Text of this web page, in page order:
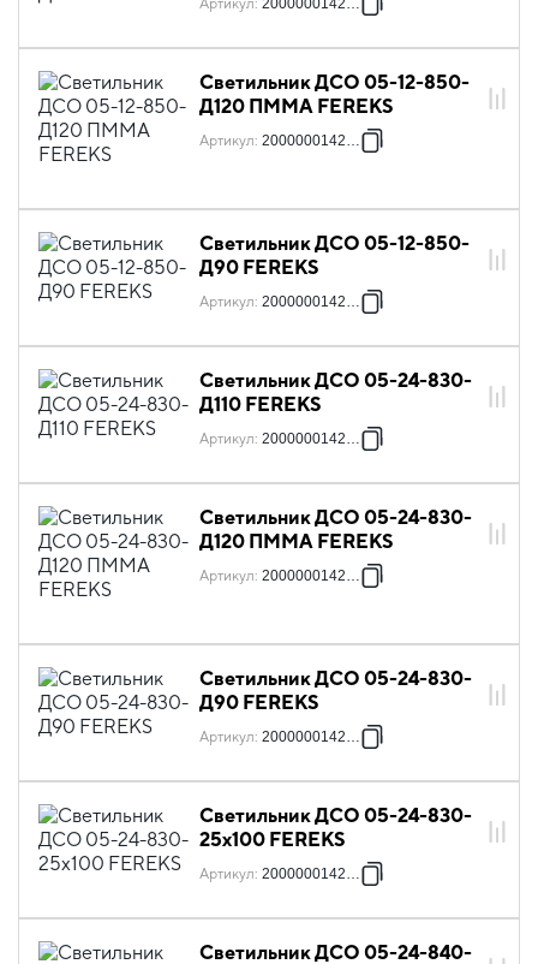
Артикул: 2000000142296
Светильник ДСО 05-12-850-
Д120 ПММА FEREKS
Артикул: 2000000142302
Светильник ДСО 05-12-850-
Д90 FEREKS
Артикул: 2000000142319
Светильник ДСО 05-24-830-
Д110 FEREKS
Артикул: 2000000142326
Светильник ДСО 05-24-830-
Д120 ПММА FEREKS
Артикул: 2000000142333
Светильник ДСО 05-24-830-
Д90 FEREKS
Артикул: 2000000142340
Светильник ДСО 05-24-830-
25х100 FEREKS
Артикул: 2000000142357
Светильник ДСО 05-24-840-